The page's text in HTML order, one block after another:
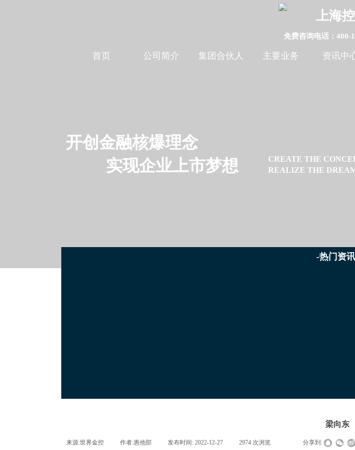
上海
开创金融核爆理念
实现企业上市梦想
CREATE THE
REALIZE THE
免费咨询电话：400-
首页 公司简介 集团合伙人 主要业务 资讯中
-热门资
梁向东
来源:世界金控 作者:惠他部 发布时间: 2022-12-27 2974 次浏览 分享到: